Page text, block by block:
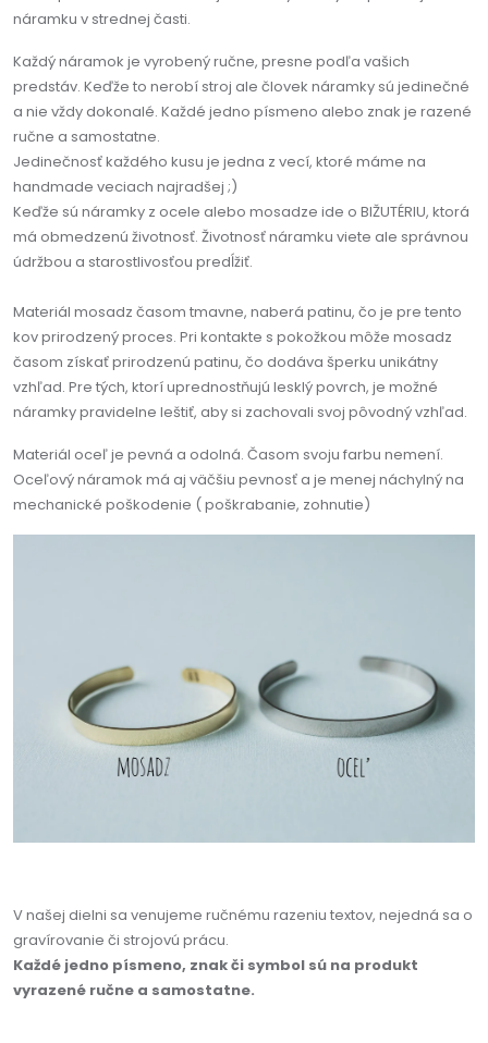
náramku v strednej časti.
Každý náramok je vyrobený ručne, presne podľa vašich
predstáv. Keďže to nerobí stroj ale človek náramky sú jedinečné
a nie vždy dokonalé. Každé jedno písmeno alebo znak je razené
ručne a samostatne.
Jedinečnosť každého kusu je jedna z vecí, ktoré máme na
handmade veciach najradšej ;)
Keďže sú náramky z ocele alebo mosadze ide o BIŽUTÉRIU, ktorá
má obmedzenú životnosť. Životnosť náramku viete ale správnou
údržbou a starostlivosťou predĺžiť.
Materiál mosadz časom tmavne, naberá patinu, čo je pre tento
kov prirodzený proces. Pri kontakte s pokožkou môže mosadz
časom získať prirodzenú patinu, čo dodáva šperku unikátny
vzhľad. Pre tých, ktorí uprednostňujú lesklý povrch, je možné
náramky pravidelne leštiť, aby si zachovali svoj pôvodný vzhľad.
Materiál oceľ je pevná a odolná. Časom svoju farbu nemení.
Oceľový náramok má aj väčšiu pevnosť a je menej náchylný na
mechanické poškodenie ( poškrabanie, zohnutie)
V našej dielni sa venujeme ručnému razeniu textov, nejedná sa o
gravírovanie či strojovú prácu.
Každé jedno písmeno, znak či symbol sú na produkt
vyrazené ručne a samostatne.